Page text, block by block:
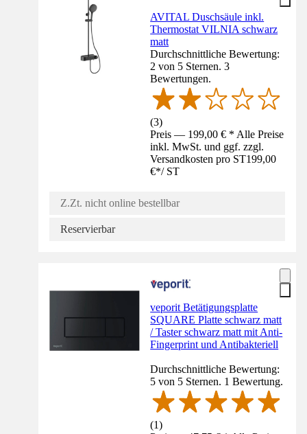
AVITAL Duschsäule inkl.
Thermostat VILNIA schwarz
matt
Durchschnittliche Bewertung:
2 von 5 Sternen. 3
Bewertungen.
(3)
Preis — 199,00 € * Alle Preise
inkl. MwSt. und ggf. zzgl.
Versandkosten pro ST199,00
€*/ ST
Z.Zt. nicht online bestellbar
Reservierbar
veporit Betätigungsplatte
SQUARE Platte schwarz matt
/ Taster schwarz matt mit Anti-
Fingerprint und Antibakteriell
Durchschnittliche Bewertung:
5 von 5 Sternen. 1 Bewertung.
(1)